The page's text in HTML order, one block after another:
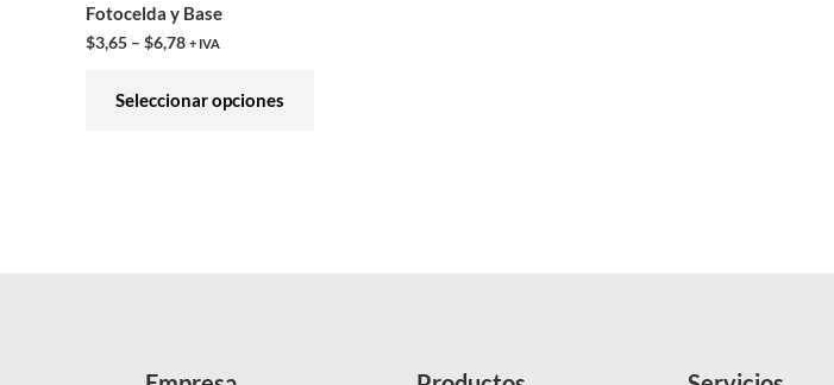
Fotocelda y Base
$3,65 – $6,78 + IVA
Seleccionar opciones